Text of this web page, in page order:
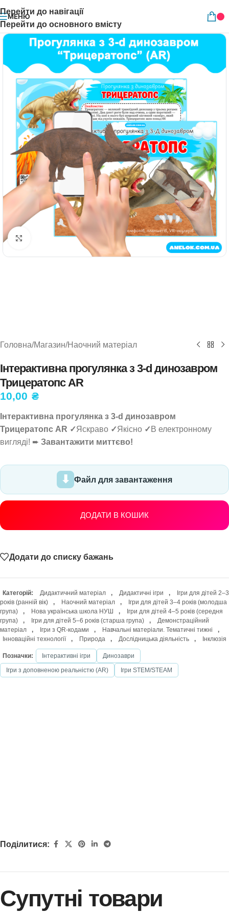
Перейти до навігації
Перейти до основного вмісту
МЕНЮ
Натисніть, щоб збільшити
Головна/Магазин/Наочний матеріал
Інтерактивна прогулянка з 3-d динозавром
Трицератопс AR
10,00 ₴
Інтерактивна прогулянка з 3-d динозавром
Трицератопс AR ✓Яскраво ✓Якісно ✓ В електронному
вигляді! ➨ Завантажити миттєво!
Файл для завантаження
ДОДАТИ В КОШИК
Додати до списку бажань
Категорій: Дидактичний матеріал , Дидактичні ігри ,
Ігри для дітей 2–3
років (ранній вік)
, Наочний матеріал ,
Ігри для дітей 3–4 років (молодша
група)
, Нова українська школа НУШ ,
Ігри для дітей 4–5 років (середня
група)
, Ігри для дітей 5–6 років (старша група) ,
Демонстраційний
матеріал
, Ігри з QR-кодами , Навчальні матеріали. Тематичні тижні
,
Інноваційні технології
, Природа , Дослідницька діяльність , Інклюзія
Позначки: Інтерактивні ігри
Динозаври
Ігри з доповненою реальністю (AR)
Ігри STEM/STEAM
Поділитися:
Супутні товари